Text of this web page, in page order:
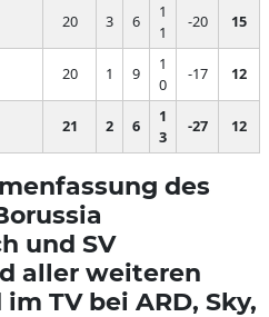
20 3 6
1
1
-20 15
20 1 9
1
0
-17 12
21 2 6
1
3
-27 12
des
und SV
aller weiteren
TV bei ARD, Sky,